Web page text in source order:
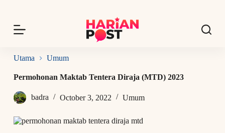
p
o
o
n
Utama Umum
Permohonan Maktab Tentera Diraja (MTD) 2023
badra October 3, 2022 Umum